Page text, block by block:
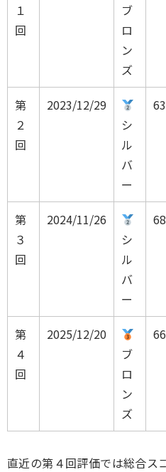
１
回
ブ
ロ
ン
ズ
第
２
回
2023/12/29
シ
ル
バ
ー
63
第
３
回
2024/11/26
シ
ル
バ
ー
68
第
４
回
2025/12/20
ブ
ロ
ン
ズ
66
直近の第４回評価では総合ス